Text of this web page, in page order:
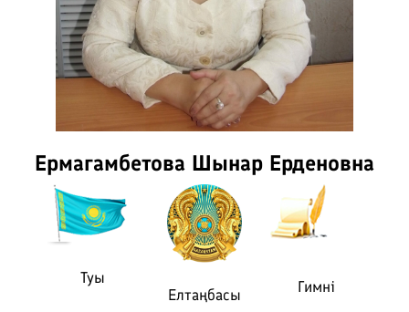
Ермагамбетова Шынар Ерденовна
Туы
Елтаңбасы
Гимні